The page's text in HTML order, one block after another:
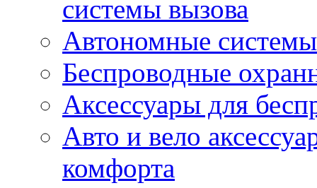
системы вызова
Автономные
Беспроводные
Аксессуары для
Авто и вело
комфорта